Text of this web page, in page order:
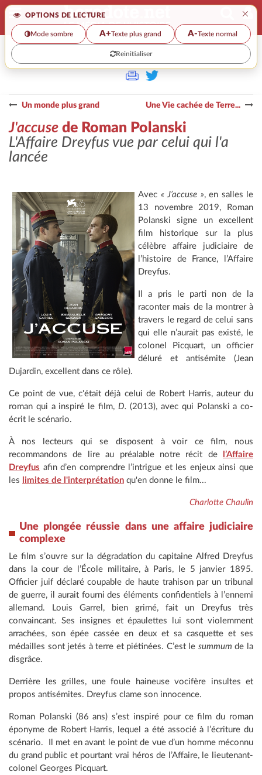
OPTIONS DE LECTURE ×
Mode sombre A+Texte plus grand A-Texte normal
Reinitialiser
>>
Un monde plus grand Une Vie cachée de Terre...
J'accuse de Roman Polanski
L'Affaire Dreyfus vue par celui qui l'a
lancée
Avec « J’accuse », en salles le
13 novembre 2019, Roman
Polanski signe un excellent
film historique sur la plus
célèbre affaire judiciaire de
l’histoire de France, l’Affaire
Dreyfus.
Il a pris le parti non de la
raconter mais de la montrer à
travers le regard de celui sans
qui elle n’aurait pas existé, le
colonel Picquart, un officier
déluré et antisémite (Jean
Dujardin, excellent dans ce rôle).
Ce point de vue, c'était déjà celui de Robert Harris, auteur du
roman qui a inspiré le film, D.(2013), avec qui Polanski a co-
écrit le scénario.
À nos lecteurs qui se disposent à voir ce film, nous
recommandons de lire au préalable notre récit de
l’Affaire
Dreyfus afin d’en comprendre l’intrigue et les enjeux ainsi que
les limites de l'interprétation qu'en donne le film...
Charlotte Chaulin
Une plongée réussie dans une affaire judiciaire
complexe
Le film s’ouvre sur la dégradation du capitaine Alfred Dreyfus
dans la cour de l’École militaire, à Paris, le 5 janvier 1895.
Officier juif déclaré coupable de haute trahison par un tribunal
de guerre, il aurait fourni des éléments confidentiels à l’ennemi
allemand. Louis Garrel, bien grimé, fait un Dreyfus très
convaincant. Ses insignes et épaulettes lui sont violemment
arrachées, son épée cassée en deux et sa casquette et ses
médailles sont jetés à terre et piétinées. C’est le summum de la
disgrâce.
Derrière les grilles, une foule haineuse vocifère insultes et
propos antisémites. Dreyfus clame son innocence.
Roman Polanski (86 ans) s’est inspiré pour ce film du roman
éponyme de Robert Harris, lequel a été associé à l’écriture du
scénario. Il met en avant le point de vue d’un homme méconnu
du grand public et pourtant vrai héros de l’Affaire, le lieutenant-
colonel Georges Picquart.